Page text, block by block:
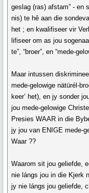
geslag (ras) afstam” - en
nis) te hê aan die
het ; en kwalifiseer vir
lifiseer om as jou
te”, “broer”, en “mede-
Maar intussen
mede-gelowige nätürél-
keer’ het), en jy sonder
jou mede-gelowige
Presies WAAR in die
jy jou van ENIGE mede-
Waar ??
Waarom sit jou geliefde,
nie lángs jou in die Kjerk
jy nie lángs jou geliefde,